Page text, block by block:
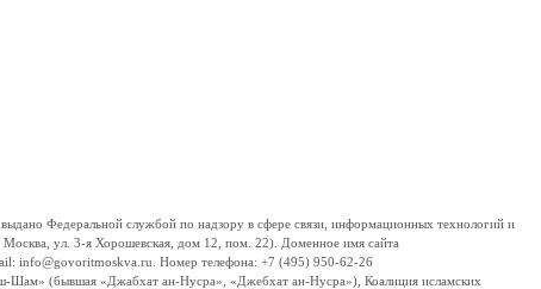
Федеральной службой по надзору в сфере связи, информационных технологий и
ул. 3-я Хорошевская, дом 12, пом. 22). Доменное имя сайта
info@govoritmoskva.ru. Номер телефона: +7 (495) 950-62-26
Шам» (бывшая «Джабхат ан-Нусра», «Джебхат ан-Нусра»), Коалиция исламских